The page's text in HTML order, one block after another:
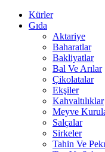
Kürler
Gıda
Aktariye
Baharatlar
Bakliyatlar
Bal Ve Arılar
Çikolatalar
Ekşiler
Kahvaltılıklar
Meyve
Salçalar
Sirkeler
Tahin Ve